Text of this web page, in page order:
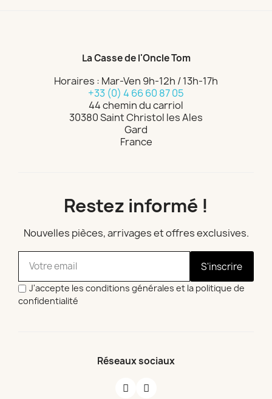
La Casse de l'Oncle Tom
Horaires : Mar-Ven 9h-12h / 13h-17h
+33 (0) 4 66 60 87 05
44 chemin du carriol
30380 Saint Christol les Ales
Gard
France
Restez informé !
Nouvelles pièces, arrivages et offres exclusives.
S'inscrire
J'accepte les conditions générales et la politique de
confidentialité
Réseaux sociaux